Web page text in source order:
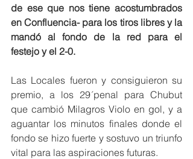
de ese que nos tiene acostumbrados
en Confluencia- para los tiros libres y la
mandó al fondo de la red para el
festejo y el 2-0.
Las Locales fueron y consiguieron su
premio, a los 29´penal para Chubut
que cambió Milagros Violo en gol, y a
aguantar los minutos finales donde el
fondo se hizo fuerte y sostuvo un triunfo
vital para las aspiraciones futuras.